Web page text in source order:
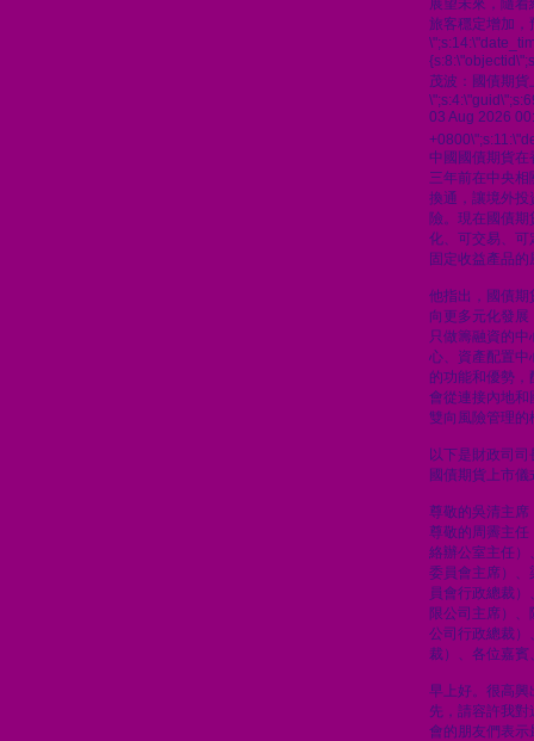
展望未來，隨
旅客穩定增加，
茂波：國債期
03 Aug 2026
中國國債期貨在
三年前在中央
換通，讓境外投
險。現在國債
化、可交易、可
固定收益產品
他指出，國債期
向更多元化發
只做籌融資的
心、資產配置中
的功能和優勢
會從連接內地和
雙向風險管理的
以下是財政司
國債期貨上市
尊敬的吳清主席
尊敬的周霽主任
絡辦公室主任）
委員會主席）、
員會行政總裁
限公司主席）
公司行政總裁）
裁）、各位嘉賓
早上好。很高興
先，請容許我
會的朋友們表示